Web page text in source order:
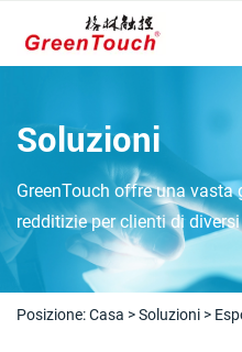
Soluzioni
GreenTouch offre una
redditizie per clienti di
Posizione:Casa >Soluzioni >